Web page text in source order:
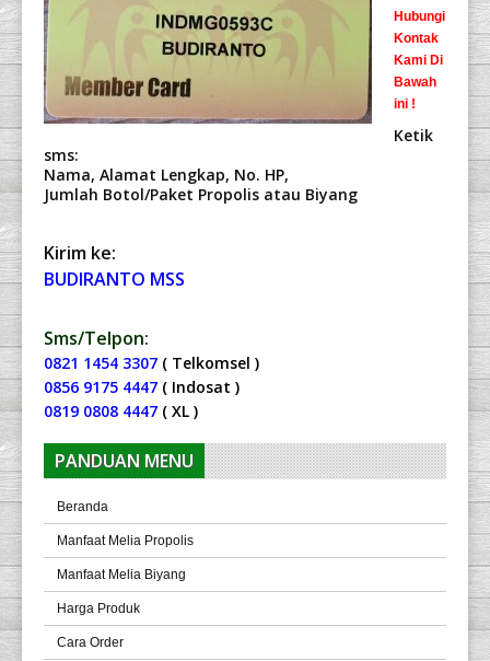
Hubungi
Kontak
Kami Di
Bawah
ini !
Ketik
sms:
Nama, Alamat Lengkap, No. HP,
Jumlah Botol/Paket Propolis atau Biyang
Kirim ke:
BUDIRANTO MSS
Sms/Telpon:
0821 1454 3307 ( Telkomsel )
0856 9175 4447 ( Indosat )
0819 0808 4447 ( XL )
PANDUAN MENU
Beranda
Manfaat Melia Propolis
Manfaat Melia Biyang
Harga Produk
Cara Order